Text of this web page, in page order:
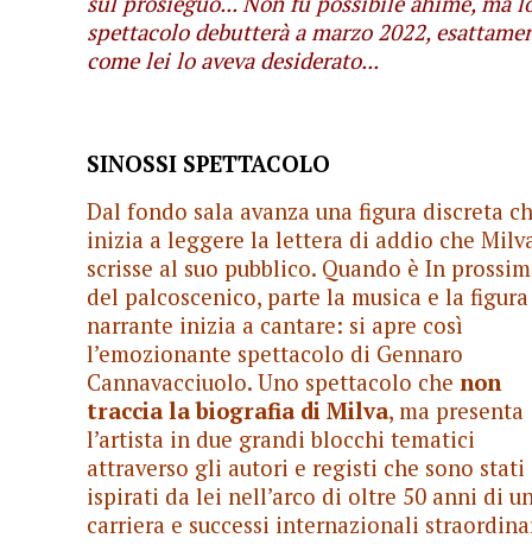
spettacolo debutterà a marzo 2022,
come lei lo aveva desiderato...
SINOSSI SPETTACOLO
Dal fondo sala avanza una figura discreta
inizia a leggere la lettera di addio che
scrisse al suo pubblico. Quando è In
del palcoscenico, parte la musica e la figura
narrante inizia a cantare: si apre così
l’emozionante spettacolo di Gennaro
Cannavacciuolo. Uno spettacolo che non
traccia la biografia di Milva, ma presenta
l’artista in due grandi blocchi tematici
attraverso gli autori e registi che sono stati
ispirati da lei nell’arco di oltre 50 anni di
carriera e successi internazionali